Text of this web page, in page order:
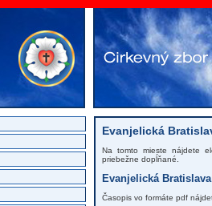
Evanjelická
Na tomto mieste nájdete
priebežne dopĺňané.
Evanjelická
Časopis vo formáte pdf